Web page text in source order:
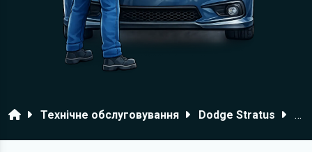
ГоловнаТехнічне обслуговування Dodge Stratus